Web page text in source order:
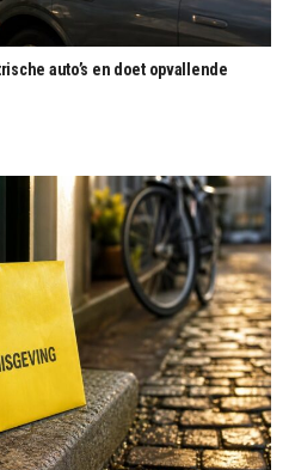
auto’s en doet opvallende